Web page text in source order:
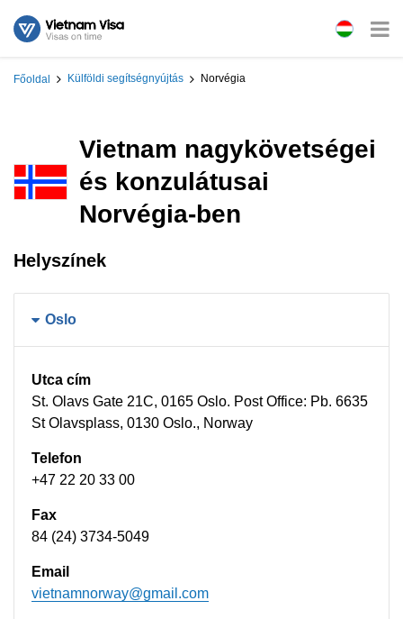
Főoldal Külföldi segítségnyújtás Norvégia
Vietnam nagykövetségei
és konzulátusai
Norvégia-ben
Helyszínek
Oslo
Utca cím
St. Olavs Gate 21C, 0165 Oslo. Post Office: Pb. 6635
St Olavsplass, 0130 Oslo., Norway
Telefon
+47 22 20 33 00
Fax
84 (24) 3734-5049
Email
vietnamnorway@gmail.com